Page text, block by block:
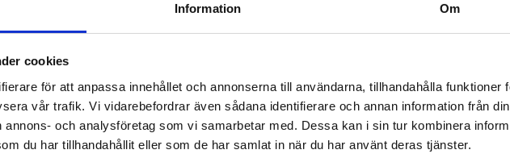
Information Om
cookies
för att anpassa innehållet och annonserna till användarna, tillhandahålla funktioner
vår trafik. Vi vidarebefordrar även sådana identifierare och annan information från
annons- och analysföretag som vi samarbetar med. Dessa kan i sin tur kombinera
du har tillhandahållit eller som de har samlat in när du har använt deras tjänster.
för klimatpremien och är en del i regeringens övergripande arbete för att
av utsläppsfria fordon i vägtrafiken.